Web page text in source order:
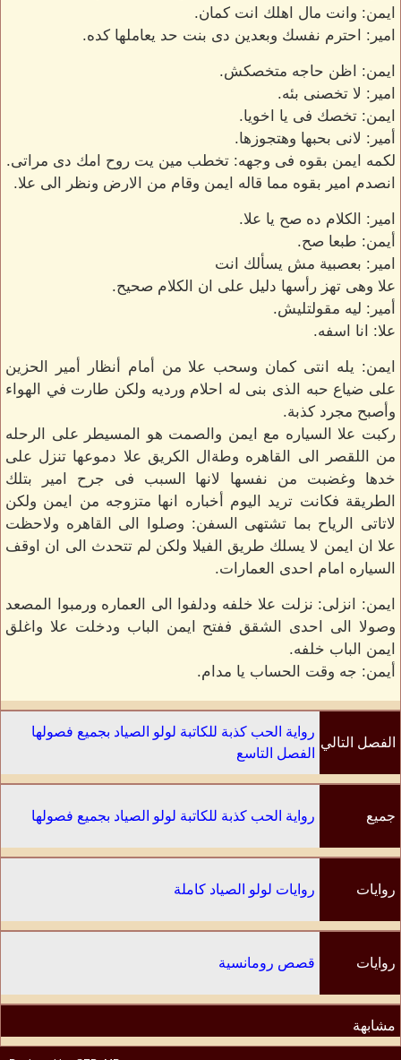
ايمن: وانت مال اهلك انت كمان.
امير: احترم نفسك وبعدين دى بنت حد يعاملها كده.
ايمن: اظن حاجه متخصكش.
امير: لا تخصنى بئه.
ايمن: تخصك فى يا اخويا.
أمير: لانى بحبها وهتجوزها.
لكمه ايمن بقوه فى وجهه: تخطب مين يت روح امك دى مراتى.
انصدم امير بقوه مما قاله ايمن وقام من الارض ونظر الى علا.
امير: الكلام ده صح يا علا.
أيمن: طبعا صح.
امير: بعصبية مش يسألك انت
علا وهى تهز رأسها دليل على ان الكلام صحيح.
أمير: ليه مقولتليش.
علا: انا اسفه.
ايمن: يله انتى كمان وسحب علا من أمام أنظار أمير الحزين
على ضياع حبه الذى بنى له احلام ورديه ولكن طارت في الهواء
وأصبح مجرد كذبة.
ركبت علا السياره مع ايمن والصمت هو المسيطر على الرحله
من اللقصر الى القاهره وطةال الكريق علا دموعها تنزل على
خدها وغضبت من نفسها لانها السبب فى جرح امير بتلك
الطريقة فكانت تريد اليوم أخباره انها متزوجه من ايمن ولكن
لاتاتى الرياح بما تشتهى السفن: وصلوا الى القاهره ولاحظت
علا ان ايمن لا يسلك طريق الفيلا ولكن لم تتحدث الى ان اوقف
السياره امام احدى العمارات.
ايمن: انزلى: نزلت علا خلفه ودلفوا الى العماره ورمبوا المصعد
وصولا الى احدى الشقق ففتح ايمن الباب ودخلت علا واغلق
ايمن الباب خلفه.
أيمن: جه وقت الحساب يا مدام.
الفصل التالي
رواية الحب كذبة للكاتبة لولو الصياد بجميع فصولها
الفصل التاسع
جميع رواية الحب كذبة للكاتبة لولو الصياد بجميع فصولها
روايات روايات لولو الصياد كاملة
روايات
مشابهة
قصص رومانسية